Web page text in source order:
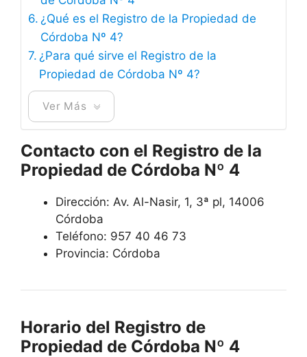
¿Qué es el Registro de la Propiedad de
Córdoba Nº 4?
¿Para qué sirve el Registro de la
Propiedad de Córdoba Nº 4?
Ver Más
Contacto con el Registro de la
Propiedad de Córdoba Nº 4
Dirección: Av. Al-Nasir, 1, 3ª pl, 14006
Córdoba
Teléfono: 957 40 46 73
Provincia: Córdoba
Horario del Registro de
Propiedad de Córdoba Nº 4